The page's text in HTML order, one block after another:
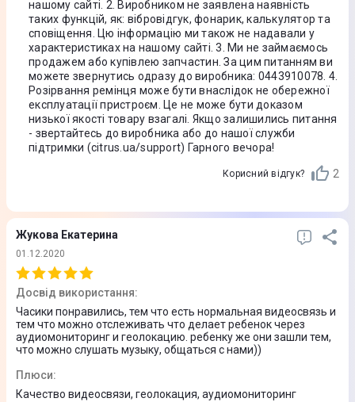
Aвтономність
Ємність акумулятора
580 мА*год
Час роботи
До 2 днів
Так
Матеріал ремінця
Силікон
Захист від вологи та пилу
Ні
Колір корпуса
Чорний
нашому сайті. 2. Виробником не заявлена наявність
таких функцій, як: вібровідгук, фонарик, калькулятор та
сповіщення. Цю інформацію ми також не надавали у
характеристиках на нашому сайті. 3. Ми не займаємось
продажем або купівлею запчастин. За цим питанням ви
можете звернутись одразу до виробника: 0443910078. 4.
Розірвання ремінця може бути внаслідок не обережної
експлуатації пристроєм. Це не може бути доказом
низької якості товару взагалі. Якщо залишились питання
- звертайтесь до виробника або до нашої служби
підтримки (citrus.ua/support) Гарного вечора!
Корисний відгук? 2
Жукова Екатерина
01.12.2020
Досвід використання:
Часики понравились, тем что есть нормальная видеосвязь и
тем что можно отслеживать что делает ребенок через
аудиомониторинг и геолокацию. ребенку же они зашли тем,
что можно слушать музыку, общаться с нами))
Плюси:
Качество видеосвязи, геолокация, аудиомониторинг